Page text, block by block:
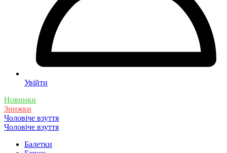
Увійти
Новинки
Знижки
Чоловіче взуття
Чоловіче взуття
Балетки